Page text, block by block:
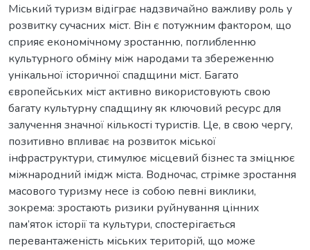
Міський туризм відіграє надзвичайно важливу роль у
розвитку сучасних міст. Він є потужним фактором, що
сприяє економічному зростанню, поглибленню
культурного обміну між народами та збереженню
унікальної історичної спадщини міст. Багато
європейських міст активно використовують свою
багату культурну спадщину як ключовий ресурс для
залучення значної кількості туристів. Це, в свою чергу,
позитивно впливає на розвиток міської
інфраструктури, стимулює місцевий бізнес та зміцнює
міжнародний імідж міста. Водночас, стрімке зростання
масового туризму несе із собою певні виклики,
зокрема: зростають ризики руйнування цінних
пам’яток історії та культури, спостерігається
перевантаженість міських територій, що може